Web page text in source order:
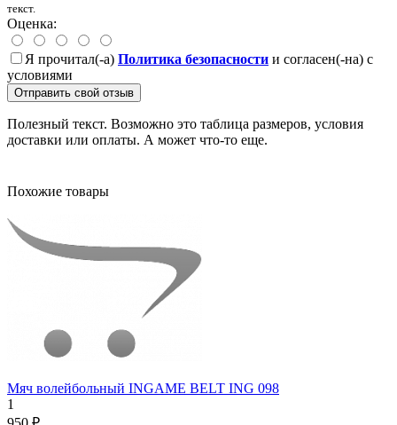
текст.
Оценка:
Я прочитал(-а) Политика безопасности и согласен(-на) с
условиями
Отправить свой отзыв
Полезный текст. Возможно это таблица размеров, условия
доставки или оплаты. А может что-то еще.
Похожие товары
Мяч волейбольный INGAME BELT ING 098
1